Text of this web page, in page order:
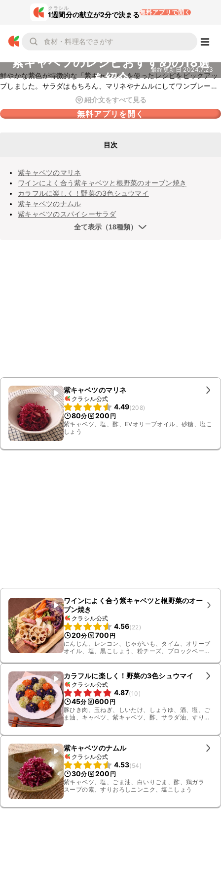
クラシル
1週間分の献立が2分で決まる無料アプリで開く
紫キャベツのレシピおすすめの18選
を紹介
最終更新日 2024.7.23
鮮やかな紫色が特徴的な「紫キャベツ」を使ったレシピをピックアッ
プしました。サラダはもちろん、マリネやナムルにしてワンプレート
などに添えることで、食卓が華やかになりますよ。サンドイッチの具
材としてもおすすめです。
紹介文をすべて見る
無料アプリを開く
目次
紫キャベツのマリネ
ワインによく合う紫キャベツと根野菜のオーブン焼き
カラフルに楽しく！野菜の3色シュウマイ
紫キャベツのナムル
紫キャベツのスパイシーサラダ
全て表示（18種類）
紫キャベツのマリネ
クラシル公式
4.49(208)
80分 200 円
紫キャベツ、塩、酢、EVオリーブオイル、砂糖、塩こ
しょう
ワインによく合う紫キャベツと根野菜のオー
ブン焼き
クラシル公式
4.56(22 )
20分 700 円
にんじん、レンコン、じゃがいも、タイム、オリーブ
オイル、塩、黒こしょう、粉チーズ、ブロックベーコ
カラフルに楽しく！野菜の3色シュウマイ
クラシル公式
4.87(10 )
45分 600 円
豚ひき肉、玉ねぎ、しいたけ、しょうゆ、酒、塩、ご
ま油、キャベツ、紫キャベツ、酢、サラダ油、すりお
紫キャベツのナムル
クラシル公式
4.53(54 )
30分 200 円
紫キャベツ、塩、ごま油、白いりごま、酢、鶏ガラ
スープの素、すりおろしニンニク、塩こしょう